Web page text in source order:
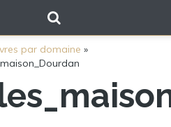
par domaine »